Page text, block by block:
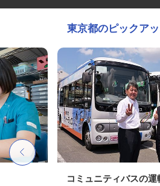
東京都のピックア
コミュニティバスの運